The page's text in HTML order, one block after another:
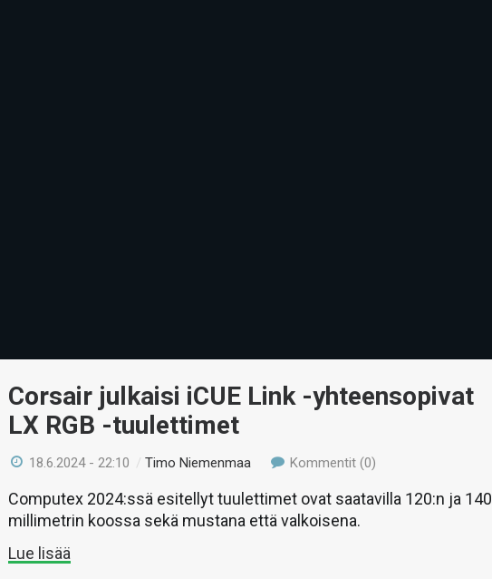
Corsair julkaisi iCUE Link -yhteensopivat
LX RGB -tuulettimet
18.6.2024 - 22:10 /Timo Niemenmaa Kommentit (0)
Computex 2024:ssä esitellyt tuulettimet ovat saatavilla 120:n ja 140
millimetrin koossa sekä mustana että valkoisena.
Lue lisää